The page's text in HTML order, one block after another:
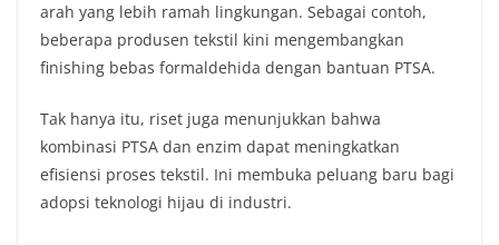
arah yang lebih ramah lingkungan. Sebagai contoh,
beberapa produsen tekstil kini mengembangkan
finishing bebas formaldehida dengan bantuan PTSA.
Tak hanya itu, riset juga menunjukkan bahwa
kombinasi PTSA dan enzim dapat meningkatkan
efisiensi proses tekstil. Ini membuka peluang baru bagi
adopsi teknologi hijau di industri.